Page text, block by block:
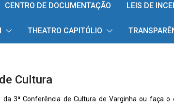
CENTRO DE DOCUMENTAÇÃO LEIS DE
THEATRO CAPITÓLIO
Cultura
3ª Conferência de Cultura de Varginha ou faça o